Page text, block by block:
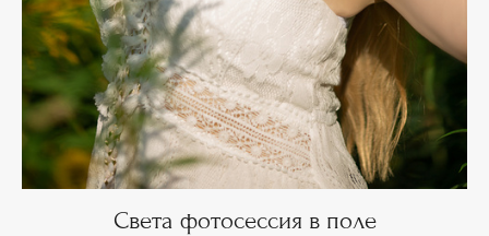
Света фотосессия в поле